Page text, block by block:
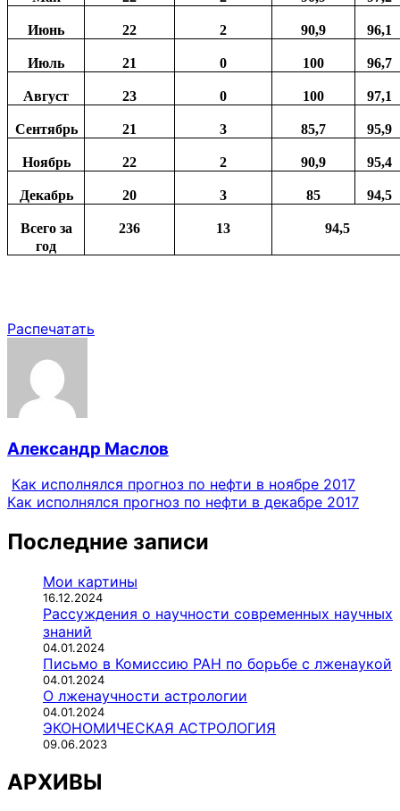
Июнь 22 2 90,9 96,1
Июль 21 0 100 96,7
Август 23 0 100 97,1
Сентябрь 21 3 85,7 95,9
Ноябрь 22 2 90,9 95,4
Декабрь 20 3 85 94,5
Всего за
год
236 13 94,5
Распечатать
Александр Маслов
Как исполнялся прогноз по нефти в ноябре 2017
Как исполнялся прогноз по нефти в декабре 2017
Последние записи
Мои картины
16.12.2024
Рассуждения о научности современных научных
знаний
04.01.2024
Письмо в Комиссию РАН по борьбе с лженаукой
04.01.2024
О лженаучности астрологии
04.01.2024
ЭКОНОМИЧЕСКАЯ АСТРОЛОГИЯ
09.06.2023
АРХИВЫ